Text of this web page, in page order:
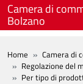
Salta al contenuto
Camera di
Bolzano
Home
Camera di
Regolazione del
Per tipo di